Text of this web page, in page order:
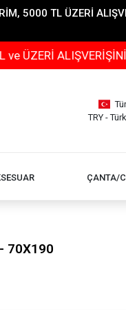
5000 TL ÜZERİ
ALIŞVERİŞİNİZE
TRY -
ÇANTA/
70X190